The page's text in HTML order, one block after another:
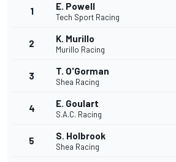
1 E. Powell
Tech Sport Racing
2 K. Murillo
Murillo Racing
3 T. O'Gorman
Shea Racing
4 E. Goulart
S.A.C. Racing
5 S. Holbrook
Shea Racing